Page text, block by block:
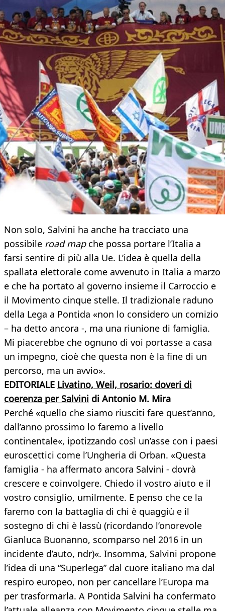
Non solo, Salvini ha anche ha tracciato una
possibile road mapche possa portare l’Italia a
farsi sentire di più alla Ue. L’idea è quella della
spallata elettorale come avvenuto in Italia a marzo
e che ha portato al governo insieme il Carroccio e
il Movimento cinque stelle. Il tradizionale raduno
della Lega a Pontida «non lo considero un comizio
– ha detto ancora -, ma una riunione di famiglia.
Mi piacerebbe che ognuno di voi portasse a casa
un impegno, cioè che questa non è la fine di un
percorso, ma un avvio».
EDITORIALE Livatino, Weil, rosario: doveri di
coerenza per Salvini di Antonio M. Mira
Perché «quello che siamo riusciti fare quest’anno,
dall’anno prossimo lo faremo a livello
continentale«, ipotizzando così un’asse con i paesi
euroscettici come l’Ungheria di Orban. «Questa
famiglia - ha affermato ancora Salvini - dovrà
crescere e coinvolgere. Chiedo il vostro aiuto e il
vostro consiglio, umilmente. E penso che ce la
faremo con la battaglia di chi è quaggiù e il
sostegno di chi è lassù (ricordando l’onorevole
Gianluca Buonanno, scomparso nel 2016 in un
incidente d’auto, ndr)«. Insomma, Salvini propone
l’idea di una “Superlega” dal cuore italiano ma dal
respiro europeo, non per cancellare l’Europa ma
per trasformarla. A Pontida Salvini ha confermato